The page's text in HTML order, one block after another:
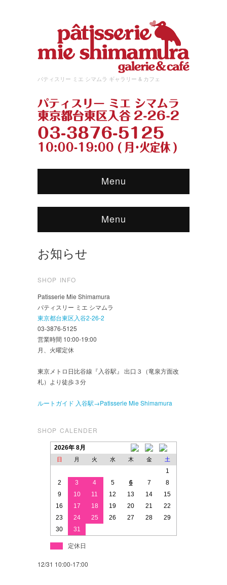
パティスリー ミエ シマムラ ギャラリー & カフェ
Menu
Menu
お知らせ
SHOP INFO
Patisserie Mie Shimamura
パティスリー ミエ シマムラ
東京都台東区入谷2-26-2
03-3876-5125
営業時間 10:00-19:00
月、火曜定休
東京メトロ日比谷線『入谷駅』 出口３（竜泉方面改
札）より徒歩３分
ルートガイド 入谷駅→Patisserie Mie Shimamura
SHOP CALENDER
2026年 8月
日 月 火 水 木 金 土
1
2
3 4 5 6 7
8
9
10 11 12 13 14
15
16
17 18 19 20 21
22
23
24 25 26 27 28
29
30
31
定休日
12/31 10:00-17:00